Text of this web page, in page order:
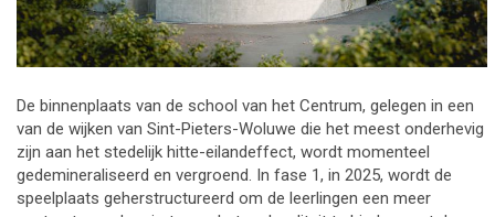
De binnenplaats van de school van het Centrum, gelegen in een
van de wijken van Sint-Pieters-Woluwe die het meest onderhevig
zijn aan het stedelijk hitte-eilandeffect, wordt momenteel
gedemineraliseerd en vergroend. In fase 1, in 2025, wordt de
speelplaats geherstructureerd om de leerlingen een meer